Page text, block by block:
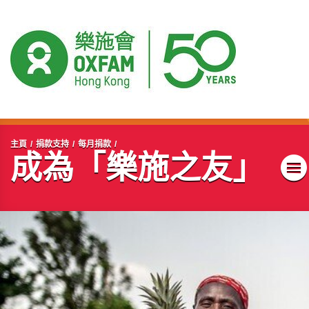
開始主要內容
主頁 捐款支持 每月捐款
成為「樂施之友」